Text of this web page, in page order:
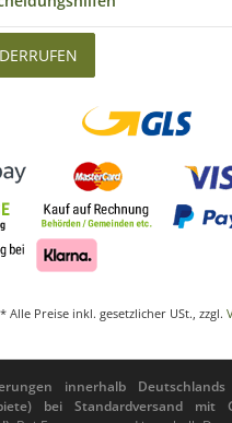
* Alle Preise inkl. gesetzlicher USt., zzgl.
innerhalb
bei Standardversand